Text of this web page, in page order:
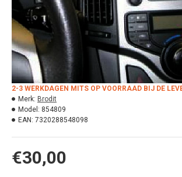
€30,00
2-3 WERKDAGEN MITS OP VOORRAAD BIJ DE
Merk: Brodit
Model: 854809
EAN: 7320288548098